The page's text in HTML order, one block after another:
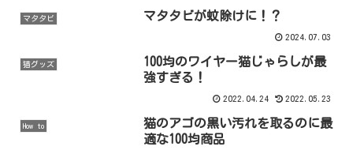
マタタビ マタタビが蚊除けに！？
2024.07.03
猫グッズ
100均のワイヤー猫じゃらしが最
強すぎる！
2022.04.24 2022.05.23
How to
猫のアゴの黒い汚れを取るのに最
適な100均商品